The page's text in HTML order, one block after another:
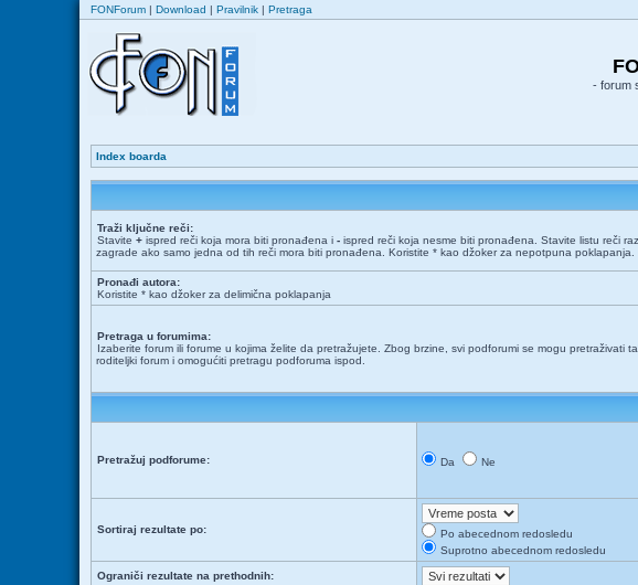
FONForum | Download | Pravilnik | Pretraga
- forum
Index boarda
Traži ključne reči:
Stavite + ispred reči koja mora biti pronađena i - ispred reči koja nesme biti pronađena. Stavite listu reči
zagrade ako samo jedna od tih reči mora biti pronađena. Koristite * kao džoker za nepotpuna poklapanja.
Pronađi autora:
Koristite * kao džoker za delimična poklapanja
Pretraga u forumima:
Izaberite forum ili forume u kojima želite da pretražujete. Zbog brzine, svi podforumi se mogu pretraživati
roditeljki forum i omogućiti pretragu podforuma ispod.
Pretražuj podforume: Da Ne
Sortiraj rezultate po:
Po abecednom redosledu
Suprotno abecednom redosledu
Ograniči rezultate na prethodnih: